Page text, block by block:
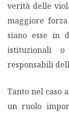
verità delle
maggiore
siano esse in
istituzionali
responsabili
Tanto nel caso
un ruolo